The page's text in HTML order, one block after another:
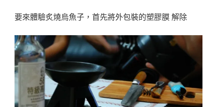
要來體驗炙燒烏魚子，首先將外包裝的塑膠膜 解除